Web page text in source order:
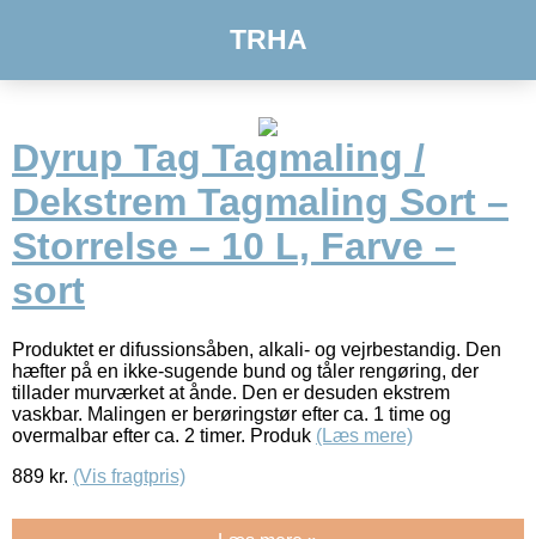
TRHA
Dyrup Tag Tagmaling /
Dekstrem Tagmaling Sort –
Storrelse – 10 L, Farve –
sort
Produktet er difussionsåben, alkali- og vejrbestandig. Den
hæfter på en ikke-sugende bund og tåler rengøring, der
tillader murværket at ånde. Den er desuden ekstrem
vaskbar. Malingen er berøringstør efter ca. 1 time og
overmalbar efter ca. 2 timer. Produk (Læs mere)
889 kr. (Vis fragtpris)